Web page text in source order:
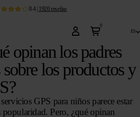
8.4| 1920 reseñas
0
es
opinan los padres
sobre los productos y
GPS para niños parece estar
popularidad. Pero, ¿qué opinan